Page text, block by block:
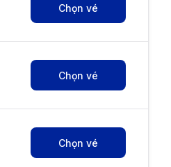
Chọn vé
Chọn vé
Chọn vé